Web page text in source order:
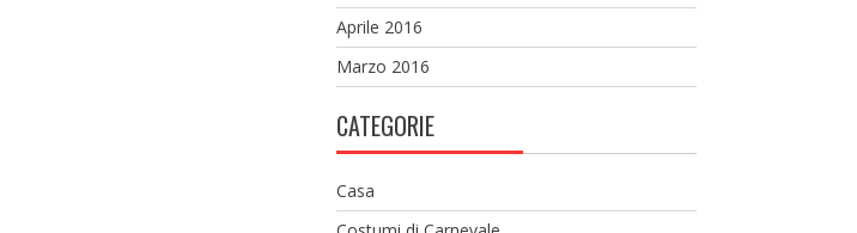
Aprile 2016
Marzo 2016
CATEGORIE
Casa